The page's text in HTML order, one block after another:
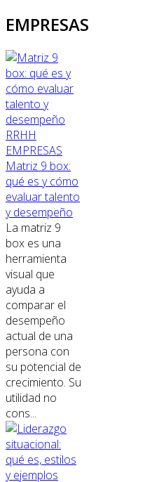
EMPRESAS
RRHH
EMPRESAS
Matriz 9 box:
qué es y cómo
evaluar talento
y desempeño
La matriz 9
box es una
herramienta
visual que
ayuda a
comparar el
desempeño
actual de una
persona con
su potencial de
crecimiento. Su
utilidad no
cons...